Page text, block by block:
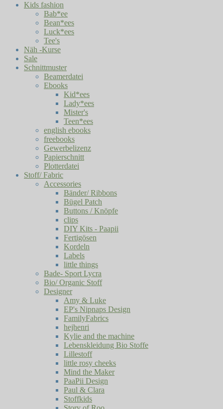
Kids fashion
Bab*ee
Bean*ees
Luck*ees
Tee's
Näh -Kurse
Sale
Schnittmuster
Beamerdatei
Ebooks
Kid*ees
Lady*ees
Mister's
Teen*ees
english ebooks
freebooks
Gewerbelizenz
Papierschnitt
Plotterdatei
Stoff/ Fabric
Accessories
Bänder/ Ribbons
Bügel Patch
Buttons / Knöpfe
clips
DIY Kits - Paapii
Fertigösen
Kordeln
Labels
little things
Bade- Sport Lycra
Bio/ Organic Stoff
Designer
Amy & Luke
EP's Nipnaps Design
FamilyFabrics
hejhenri
Kylie and the machine
Lebenskleidung Bio Stoffe
Lillestoff
little rosy cheeks
Mind the Maker
PaaPii Design
Paul & Clara
Stoffkids